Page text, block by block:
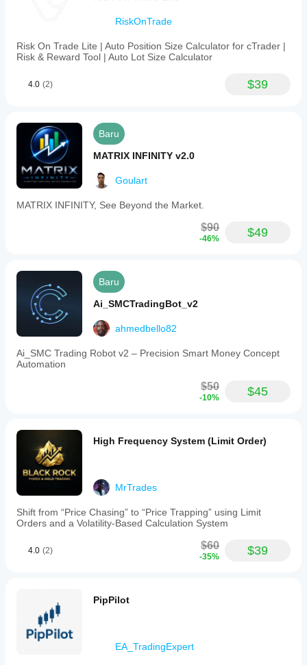
RiskOnTrade
Risk On Trade Lite | Auto Position Size Calculator for cTrader |
Risk & Reward Tool | Auto Lot Size Calculator
4.0 (2) $39
Baru
MATRIX INFINITY v2.0
Goulart
MATRIX INFINITY, See Beyond the Market.
$90
-46% $49
Baru
Ai_SMCTradingBot_v2
ahmedbello82
Ai_SMC Trading Robot v2 – Precision Smart Money Concept
Automation
$50
-10% $45
High Frequency System (Limit Order)
MrTrades
Shift from “Price Chasing” to “Price Trapping” using Limit
Orders and a Volatility-Based Calculation System
4.0 (2) $60
-35% $39
PipPilot
EA_TradingExpert